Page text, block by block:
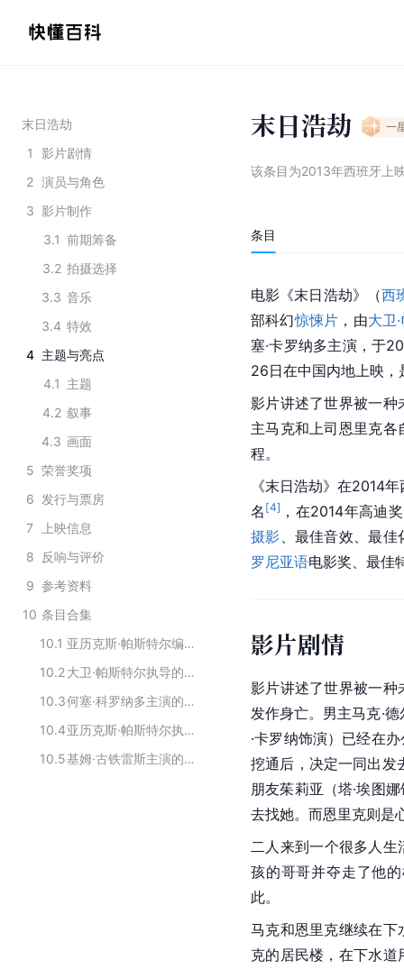
末日浩劫
1
影片剧情
2 演员与角色
3 影片制作
3.1 前期筹备
3.2 拍摄选择
3.3 音乐
3.4 特效
4 主题与亮点
4.1 主题
4.2 叙事
4.3 画面
5 荣誉奖项
6 发行与票房
7
上映信息
8
反响与评价
9 参考资料
10 条目合集
10.1
亚历克斯·帕斯特尔编剧的作品
10.2
大卫·帕斯特尔执导的作品
10.3
何塞·科罗纳多主演的电影
10.4
亚历克斯·帕斯特尔执导的作品
10.5
基姆·古铁雷斯主演的电影
末日浩劫 一
该条目为2013年西班牙上
条目
电影《末日浩劫》（西
部科幻惊悚片 ，由大卫
塞·卡罗纳多主演，于
26日在中国内地上映，
影片讲述了世界被一种
主马克和上司恩里克
程。
《末日浩劫》在2014
名 [4] ，在2014年高迪
摄影 、最佳音效、最
罗尼亚语电影奖、最佳
影片剧情
影片讲述了世界被一种
发作身亡。男主马克·
·卡罗纳饰演）已经在
挖通后，决定一同出发
朋友茱莉亚 （塔·埃图
去找她。而恩里克则是
二人来到一个很多人
孩的哥哥并夺走了他
此。
马克和恩里克继续在下
克的居民楼，在下水